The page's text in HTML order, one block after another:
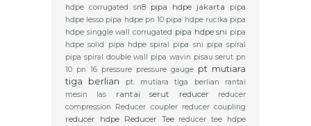
hdpe corrugated sn8
pipa hdpe jakarta
pipa
hdpe lesso pipa hdpe pn 10 pipa hdpe rucika pipa
hdpe singgle wall corrugated pipa hdpe sni pipa
hdpe solid
pipa hdpe spiral pipa sni pipa spiral
pipa spiral double wall pipa wavin pisau serut pn
10 pn 16 pressure pressure gauge pt mutiara
tiga berlian
pt. mutiara tiga berlian
rantai
mesin las
rantai serut reducer
reducer
compression
Reducer coupler reducer coupling
reducer hdpe Reducer Tee reducer tee hdpe